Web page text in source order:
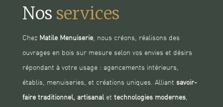
Nos services
Chez Matile Menuiserie, nous créons, réalisons des
ouvrages en bois sur mesure selon vos envies et désirs
répondant à votre usage : agencements intérieurs,
établis, menuiseries, et créations uniques. Alliant savoir-
faire traditionnel, artisanalet technologies modernes,